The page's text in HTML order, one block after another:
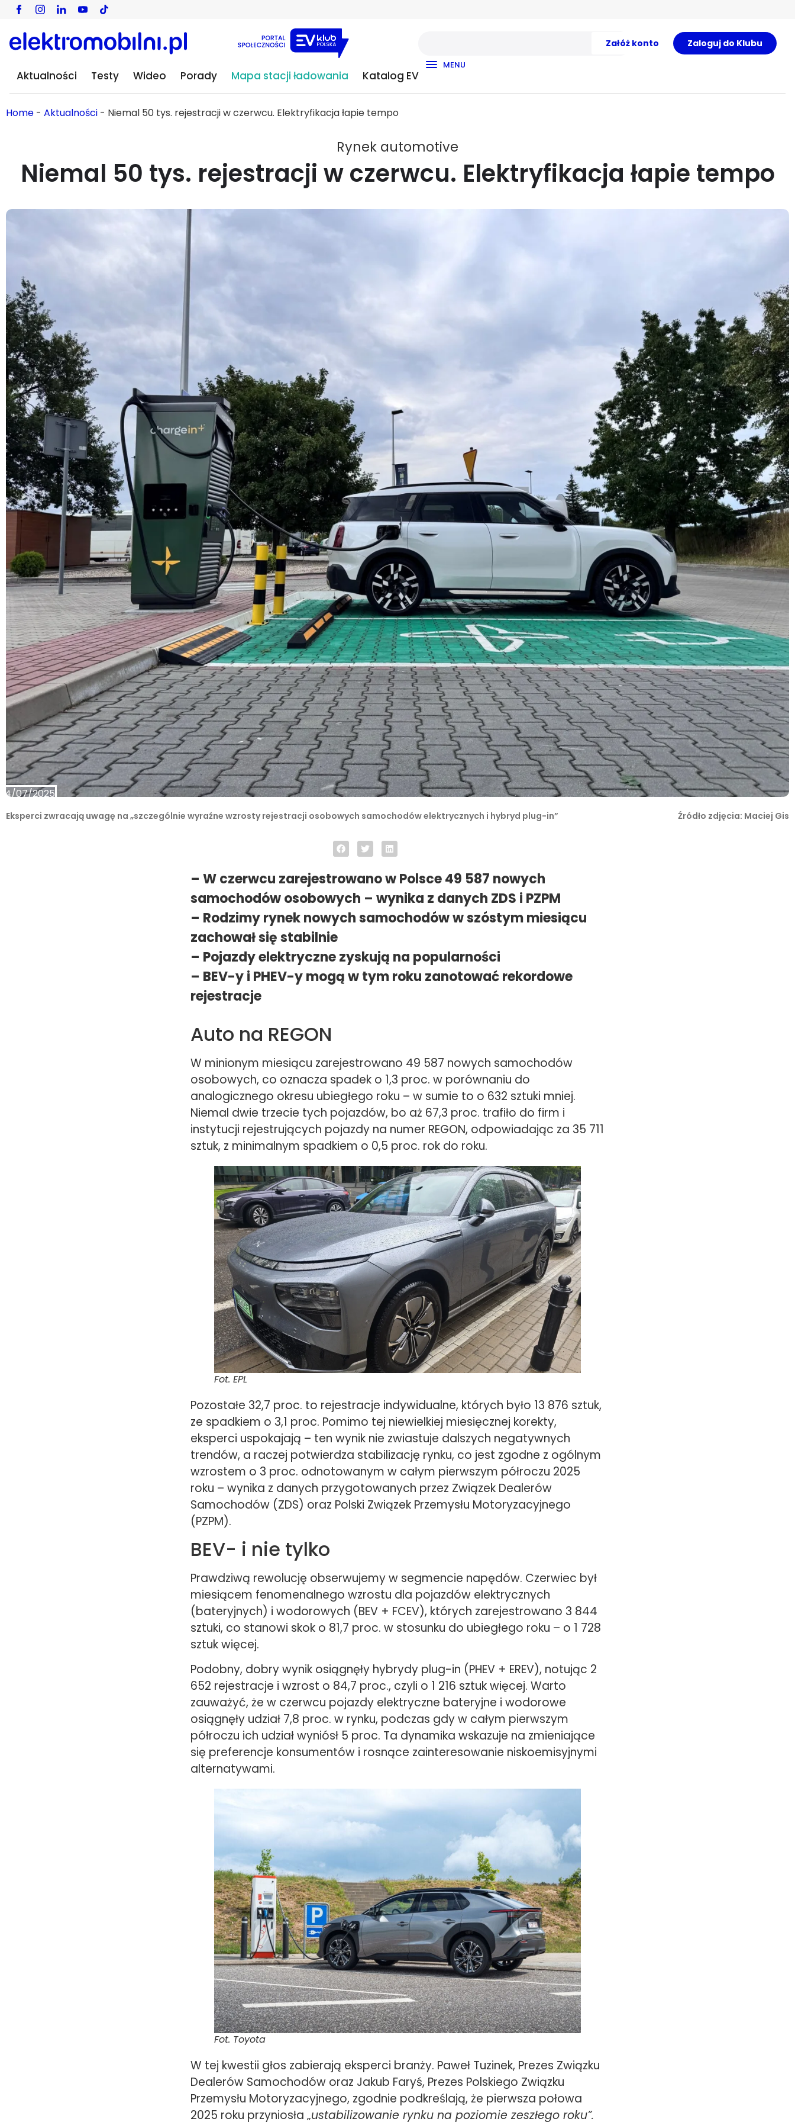
Załóż konto Zaloguj do Klubu
Aktualności Testy Wideo Porady Mapa stacji ładowania Katalog EV
MENU
Home - Aktualności - Niemal 50 tys. rejestracji w czerwcu. Elektryfikacja łapie tempo
Rynek automotive
Niemal 50 tys. rejestracji w czerwcu. Elektryfikacja łapie tempo
14/07/2025
Eksperci zwracają uwagę na „szczególnie wyraźne wzrosty rejestracji osobowych samochodów elektrycznych i hybryd plug-in” Źródło zdjęcia: Maciej Gis
– W czerwcu zarejestrowano w Polsce 49 587 nowych
samochodów osobowych – wynika z danych ZDS i PZPM
– Rodzimy rynek nowych samochodów w szóstym miesiącu
zachował się stabilnie
– Pojazdy elektryczne zyskują na popularności
– BEV-y i PHEV-y mogą w tym roku zanotować rekordowe
rejestracje
Auto na REGON
W minionym miesiącu zarejestrowano 49 587 nowych samochodów
osobowych, co oznacza spadek o 1,3 proc. w porównaniu do
analogicznego okresu ubiegłego roku – w sumie to o 632 sztuki mniej.
Niemal dwie trzecie tych pojazdów, bo aż 67,3 proc. trafiło do firm i
instytucji rejestrujących pojazdy na numer REGON, odpowiadając za 35 711
sztuk, z minimalnym spadkiem o 0,5 proc. rok do roku.
Fot. EPL
Pozostałe 32,7 proc. to rejestracje indywidualne, których było 13 876 sztuk,
ze spadkiem o 3,1 proc. Pomimo tej niewielkiej miesięcznej korekty,
eksperci uspokajają – ten wynik nie zwiastuje dalszych negatywnych
trendów, a raczej potwierdza stabilizację rynku, co jest zgodne z ogólnym
wzrostem o 3 proc. odnotowanym w całym pierwszym półroczu 2025
roku – wynika z danych przygotowanych przez Związek Dealerów
Samochodów (ZDS) oraz Polski Związek Przemysłu Motoryzacyjnego
(PZPM).
BEV- i nie tylko
Prawdziwą rewolucję obserwujemy w segmencie napędów. Czerwiec był
miesiącem fenomenalnego wzrostu dla pojazdów elektrycznych
(bateryjnych) i wodorowych (BEV + FCEV), których zarejestrowano 3 844
sztuki, co stanowi skok o 81,7 proc. w stosunku do ubiegłego roku – o 1 728
sztuk więcej.
Podobny, dobry wynik osiągnęły hybrydy plug-in (PHEV + EREV), notując 2
652 rejestracje i wzrost o 84,7 proc., czyli o 1 216 sztuk więcej. Warto
zauważyć, że w czerwcu pojazdy elektryczne bateryjne i wodorowe
osiągnęły udział 7,8 proc. w rynku, podczas gdy w całym pierwszym
półroczu ich udział wyniósł 5 proc. Ta dynamika wskazuje na zmieniające
się preferencje konsumentów i rosnące zainteresowanie niskoemisyjnymi
alternatywami.
Fot. Toyota
W tej kwestii głos zabierają eksperci branży. Paweł Tuzinek, Prezes Związku
Dealerów Samochodów oraz Jakub Faryś, Prezes Polskiego Związku
Przemysłu Motoryzacyjnego, zgodnie podkreślają, że pierwsza połowa
2025 roku przyniosła „ustabilizowanie rynku na poziomie zeszłego roku”.